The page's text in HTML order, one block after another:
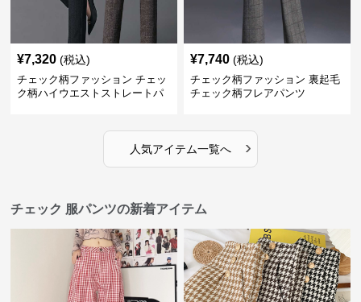
¥7,320 (税込)
チェック柄ファッション チェッ
ク柄ハイウエストストレートパ
¥7,740 (税込)
チェック柄ファッション 裏起毛
チェック柄フレアパンツ
人気アイテム一覧へ ›
チェック 服パンツの新着アイテム